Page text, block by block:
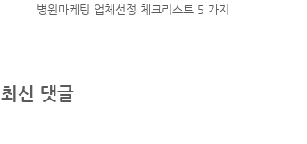
병원마케팅 업체선정 체크리스트 5 가지
최신 댓글